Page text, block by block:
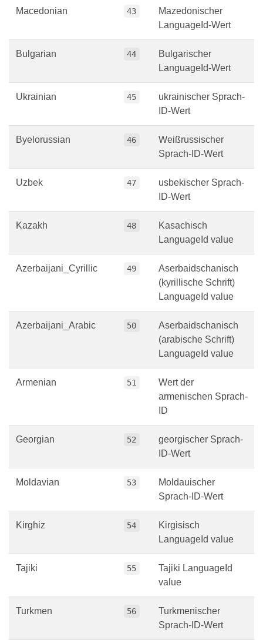
Macedonian 43
Mazedonischer
LanguageId-Wert
Bulgarian 44
Bulgarischer
LanguageId-Wert
Ukrainian 45
ukrainischer Sprach-
ID-Wert
Byelorussian 46
Weißrussischer
Sprach-ID-Wert
Uzbek 47
usbekischer Sprach-
ID-Wert
Kazakh 48
Kasachisch
LanguageId value
Azerbaijani_Cyrillic 49
Aserbaidschanisch
(kyrillische Schrift)
LanguageId value
Azerbaijani_Arabic 50
Aserbaidschanisch
(arabische Schrift)
LanguageId value
Armenian 51
Wert der
armenischen Sprach-
ID
Georgian 52
georgischer Sprach-
ID-Wert
Moldavian 53
Moldauischer
Sprach-ID-Wert
Kirghiz 54
Kirgisisch
LanguageId value
Tajiki 55
Tajiki LanguageId
value
Turkmen 56
Turkmenischer
Sprach-ID-Wert